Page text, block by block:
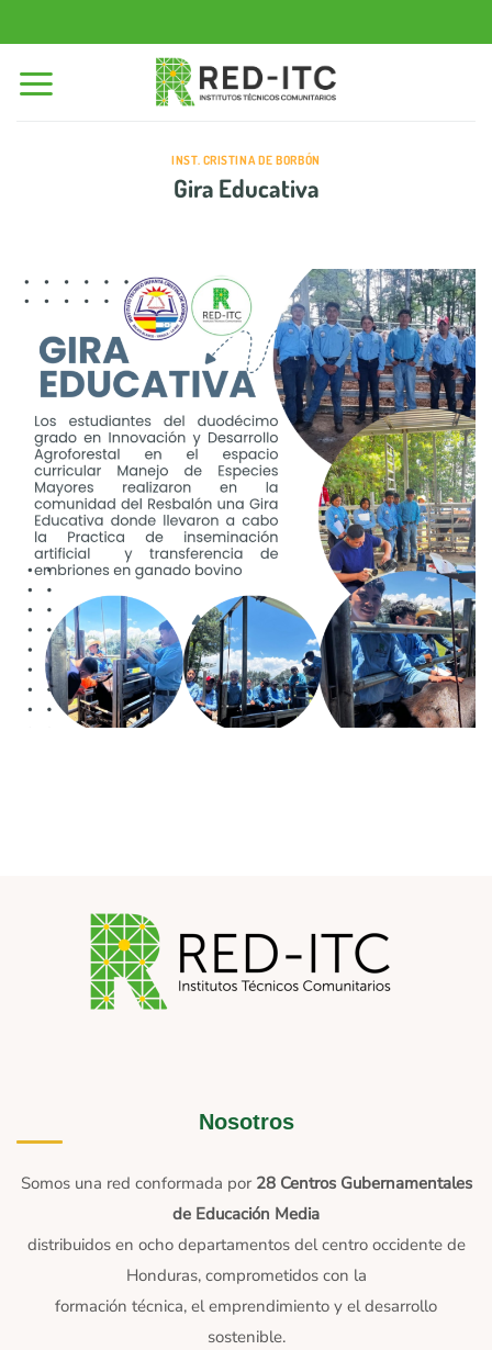
al
contenido
INST. CRISTINA DE BORBÓN
Gira Educativa
Nosotros
Somos una red conformada por 28 Centros Gubernamentales
de Educación Media
distribuidos en ocho departamentos del centro occidente de
Honduras, comprometidos con la
formación técnica, el emprendimiento y el desarrollo
sostenible.